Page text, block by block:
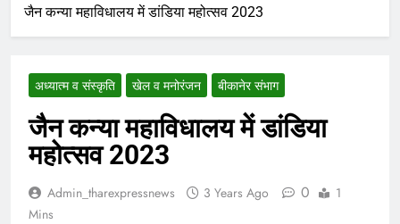
जैन कन्या महाविधालय में डांडिया महोत्सव 2023
अध्यात्म व संस्कृति खेल व मनोरंजन बीकानेर संभाग
जैन कन्या महाविधालय में डांडिया
महोत्सव 2023
Admin_tharexpressnews 3 Years Ago 0
1
Mins